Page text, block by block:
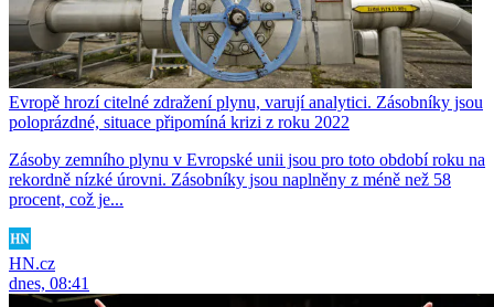
Evropě hrozí citelné zdražení plynu, varují analytici. Zásobníky jsou
poloprázdné, situace připomíná krizi z roku 2022
Zásoby zemního plynu v Evropské unii jsou pro toto období roku na
rekordně nízké úrovni. Zásobníky jsou naplněny z méně než 58
procent, což je...
HN.cz
dnes, 08:41